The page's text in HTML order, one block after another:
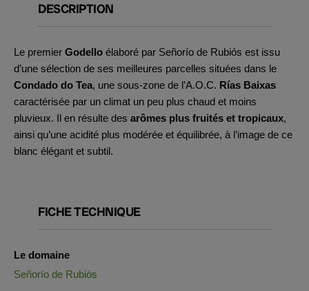
DESCRIPTION
Le premier Godello élaboré par Señorío de Rubiós est issu
d’une sélection de ses meilleures parcelles situées dans le
Condado do Tea, une sous-zone de l’A.O.C. Rías Baixas
caractérisée par un climat un peu plus chaud et moins
pluvieux. Il en résulte des arômes plus fruités et tropicaux,
ainsi qu’une acidité plus modérée et équilibrée, à l’image de ce
blanc élégant et subtil.
FICHE TECHNIQUE
Le domaine
Señorío de Rubiós